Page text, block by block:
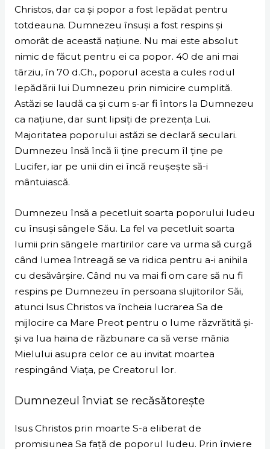
Christos, dar ca și popor a fost lepădat pentru
totdeauna. Dumnezeu însuși a fost respins și
omorât de această națiune. Nu mai este absolut
nimic de făcut pentru ei ca popor. 40 de ani mai
târziu, în 70 d.Ch., poporul acesta a cules rodul
lepădării lui Dumnezeu prin nimicire cumplită.
Astăzi se laudă ca și cum s-ar fi întors la Dumnezeu
ca națiune, dar sunt lipsiți de prezența Lui.
Majoritatea poporului astăzi se declară seculari.
Dumnezeu însă încă îi ține precum îl ține pe
Lucifer, iar pe unii din ei încă reușește să-i
mântuiască.
Dumnezeu însă a pecetluit soarta poporului Iudeu
cu însuși sângele Său. La fel va pecetluit soarta
lumii prin sângele martirilor care va urma să curgă
când lumea întreagă se va ridica pentru a-i anihila
cu desăvârșire. Când nu va mai fi om care să nu fi
respins pe Dumnezeu în persoana slujitorilor Săi,
atunci Isus Christos va încheia lucrarea Sa de
mijlocire ca Mare Preot pentru o lume răzvrătită și-
și va lua haina de răzbunare ca să verse mânia
Mielului asupra celor ce au invitat moartea
respingând Viața, pe Creatorul lor.
Dumnezeul înviat se recăsătorește
Isus Christos prin moarte S-a eliberat de
promisiunea Sa față de poporul Iudeu. Prin înviere